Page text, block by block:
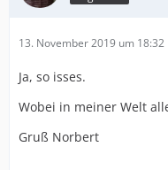
13. November 2019 um 18:32
Ja, so isses.
Wobei in meiner Welt
Gruß Norbert